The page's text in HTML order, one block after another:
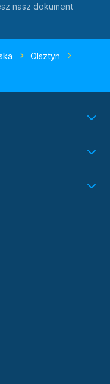
nasz dokument
Olsztyn